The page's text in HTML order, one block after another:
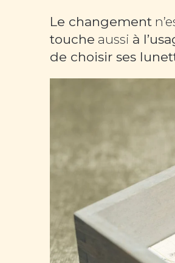
Le changement
touche aussi à
de choisir ses